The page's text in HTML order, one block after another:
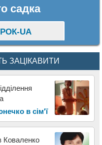
садка
UA
ЗАЦІКАВИТИ
в сім'ї
Коваленко